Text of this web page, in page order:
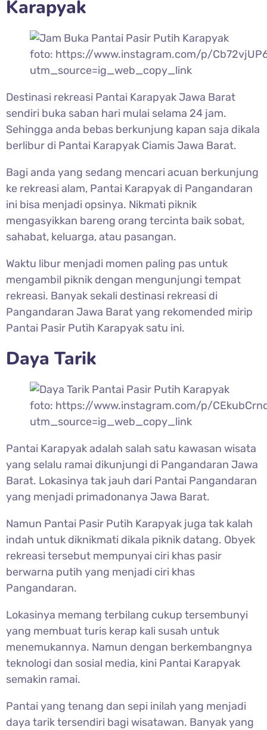
Karapyak
foto: https://www.instagram.com/p/
utm_source=ig_web_copy_link
Destinasi rekreasi Pantai Karapyak Jawa Barat
sendiri buka saban hari mulai selama 24 jam.
Sehingga anda bebas berkunjung kapan saja dikala
berlibur di Pantai Karapyak Ciamis Jawa Barat.
Bagi anda yang sedang mencari acuan berkunjung
ke rekreasi alam, Pantai Karapyak di Pangandaran
ini bisa menjadi opsinya. Nikmati piknik
mengasyikkan bareng orang tercinta baik sobat,
sahabat, keluarga, atau pasangan.
Waktu libur menjadi momen paling pas untuk
mengambil piknik dengan mengunjungi tempat
rekreasi. Banyak sekali destinasi rekreasi di
Pangandaran Jawa Barat yang rekomended mirip
Pantai Pasir Putih Karapyak satu ini.
Daya Tarik
foto: https://www.instagram.com/p/
utm_source=ig_web_copy_link
Pantai Karapyak adalah salah satu kawasan wisata
yang selalu ramai dikunjungi di Pangandaran Jawa
Barat. Lokasinya tak jauh dari Pantai Pangandaran
yang menjadi primadonanya Jawa Barat.
Namun Pantai Pasir Putih Karapyak juga tak kalah
indah untuk diknikmati dikala piknik datang. Obyek
rekreasi tersebut mempunyai ciri khas pasir
berwarna putih yang menjadi ciri khas
Pangandaran.
Lokasinya memang terbilang cukup tersembunyi
yang membuat turis kerap kali susah untuk
menemukannya. Namun dengan berkembangnya
teknologi dan sosial media, kini Pantai Karapyak
semakin ramai.
Pantai yang tenang dan sepi inilah yang menjadi
daya tarik tersendiri bagi wisatawan. Banyak yang